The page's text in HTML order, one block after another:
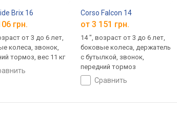
Brix 16
грн.
от 3 до 6 лет,
колеса, звонок,
тормоз, вес 11 кг
Corso Falcon 14
от 3 151 грн.
14 ", возраст от 3 до 6 лет,
боковые колеса, держатель
с бутылкой, звонок,
передний тормоз
сравнить